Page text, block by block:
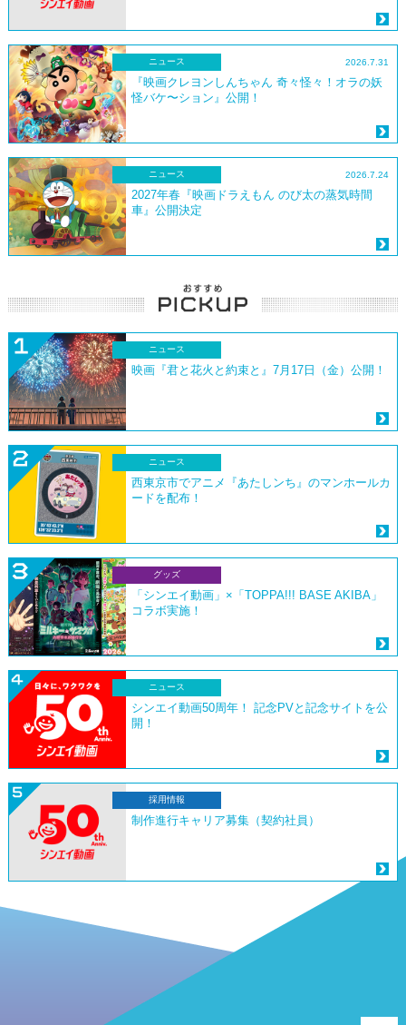
ニュース 2026.7.31
『映画クレヨンしんちゃん 奇々怪々！オラの妖
怪バケ〜ション』公開！
ニュース 2026.7.24
2027年春『映画ドラえもん のび太の蒸気時間
車』公開決定
ニュース
映画『君と花火と約束と』7月17日（金）公開！
ニュース
西東京市でアニメ『あたしンち』のマンホールカ
ードを配布！
グッズ
「シンエイ動画」×「TOPPA!!! BASE AKIBA」
コラボ実施！
ニュース
シンエイ動画50周年！ 記念PVと記念サイトを公
開！
採用情報
制作進行キャリア募集（契約社員）